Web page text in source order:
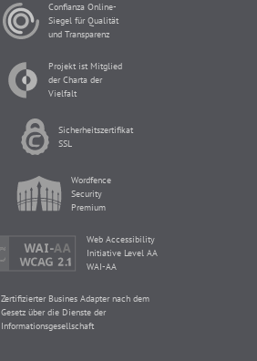
Confianza Online-
Siegel für Qualität
und Transparenz
Projekt ist Mitglied
der Charta der
Vielfalt
Sicherheitszertifikat
SSL
Wordfence
Security
Premium
Web Accessibility
Initiative Level AA
WAI-AA
Zertifizierter Busines Adapter nach dem
Gesetz über die Dienste der
Informationsgesellschaft